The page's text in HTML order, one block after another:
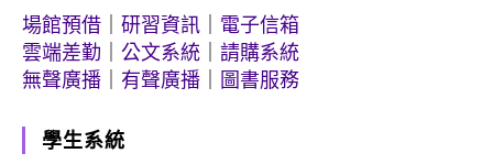
場館預借
研習資訊
電子信箱
雲端差勤
公文系統
請購系統
無聲廣播
有聲廣播 圖書服務
學生系統